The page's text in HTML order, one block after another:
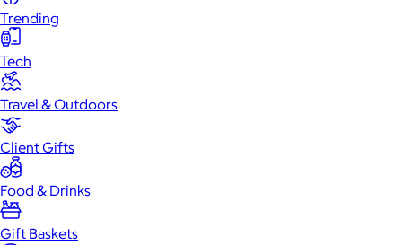
Trending
Tech
Travel & Outdoors
Client Gifts
Food & Drinks
Gift Baskets